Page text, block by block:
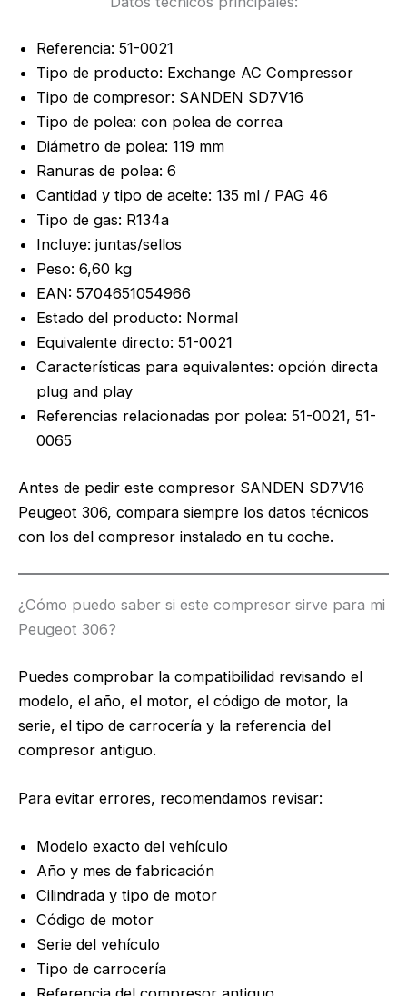
Referencia: 51-0021
Tipo de producto: Exchange AC Compressor
Tipo de compresor: SANDEN SD7V16
Tipo de polea: con polea de correa
Diámetro de polea: 119 mm
Ranuras de polea: 6
Cantidad y tipo de aceite: 135 ml / PAG 46
Tipo de gas: R134a
Incluye: juntas/sellos
Peso: 6,60 kg
EAN: 5704651054966
Estado del producto: Normal
Equivalente directo: 51-0021
Características para equivalentes: opción directa
plug and play
Referencias relacionadas por polea: 51-0021, 51-
0065
Antes de pedir este compresor SANDEN SD7V16
Peugeot 306, compara siempre los datos técnicos
con los del compresor instalado en tu coche.
¿Cómo puedo saber si este compresor sirve para mi
Peugeot 306?
Puedes comprobar la compatibilidad revisando el
modelo, el año, el motor, el código de motor, la
serie, el tipo de carrocería y la referencia del
compresor antiguo.
Para evitar errores, recomendamos revisar:
Modelo exacto del vehículo
Año y mes de fabricación
Cilindrada y tipo de motor
Código de motor
Serie del vehículo
Tipo de carrocería